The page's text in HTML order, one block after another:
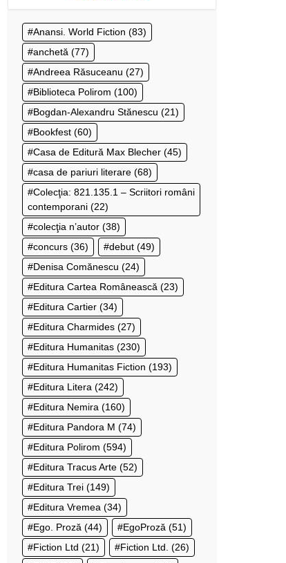
Anansi. World Fiction (83)
anchetă (77)
Andreea Răsuceanu (27)
Biblioteca Polirom (100)
Bogdan-Alexandru Stănescu (21)
Bookfest (60)
Casa de Editură Max Blecher (45)
casa de pariuri literare (68)
Colecţia: 821.135.1 – Scriitori români
contemporani (22)
colecţia n’autor (38)
concurs (36) debut (49)
Denisa Comănescu (24)
Editura Cartea Românească (23)
Editura Cartier (34)
Editura Charmides (27)
Editura Humanitas (230)
Editura Humanitas Fiction (193)
Editura Litera (242)
Editura Nemira (160)
Editura Pandora M (74)
Editura Polirom (594)
Editura Tracus Arte (52)
Editura Trei (149)
Editura Vremea (34)
Ego. Proză (44) EgoProză (51)
Fiction Ltd (21) Fiction Ltd. (26)